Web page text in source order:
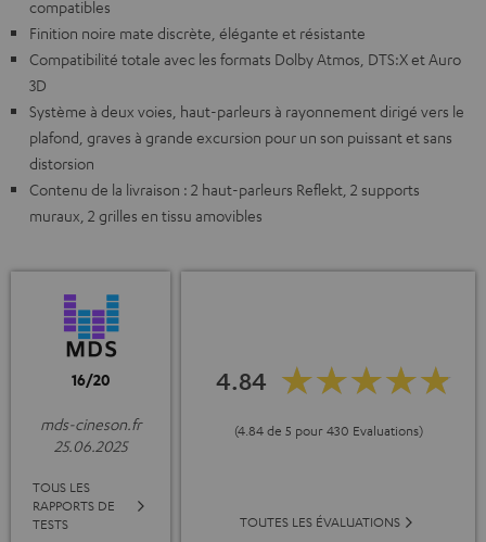
compatibles
Finition noire mate discrète, élégante et résistante
Compatibilité totale avec les formats Dolby Atmos, DTS:X et Auro
3D
Système à deux voies, haut-parleurs à rayonnement dirigé vers le
plafond, graves à grande excursion pour un son puissant et sans
distorsion
Contenu de la livraison : 2 haut-parleurs Reflekt, 2 supports
muraux, 2 grilles en tissu amovibles
16/20
mds-cineson.fr
25.06.2025
TOUS LES
RAPPORTS DE
TESTS
4.84
(4.84 de 5 pour 430 Evaluations)
TOUTES LES ÉVALUATIONS